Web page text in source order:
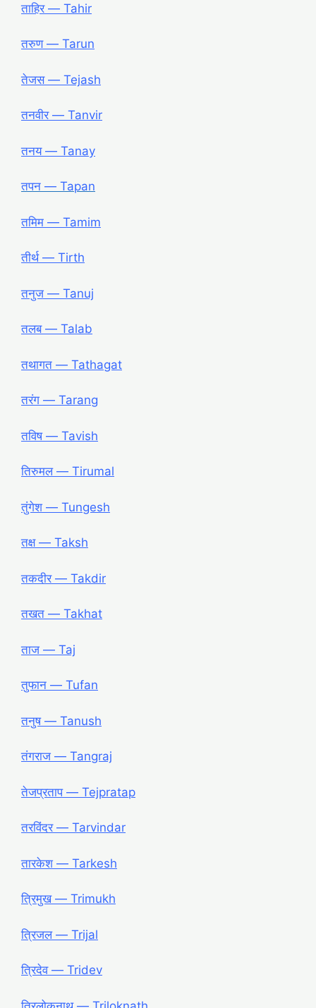
ताहिर ― Tahir
तरुण ― Tarun
तेजस ― Tejash
तनवीर ― Tanvir
तनय ― Tanay
तपन ― Tapan
तमिम ― Tamim
तीर्थ ― Tirth
तनुज ― Tanuj
तलब ― Talab
तथागत ― Tathagat
तरंग ― Tarang
तविष ― Tavish
तिरुमल ― Tirumal
तुंगेश ― Tungesh
तक्ष ― Taksh
तकदीर ― Takdir
तखत ― Takhat
ताज ― Taj
तुफान ― Tufan
तनुष ― Tanush
तंगराज ― Tangraj
तेजप्रताप ― Tejpratap
तरविंदर ― Tarvindar
तारकेश ― Tarkesh
त्रिमुख ― Trimukh
त्रिजल ― Trijal
त्रिदेव ― Tridev